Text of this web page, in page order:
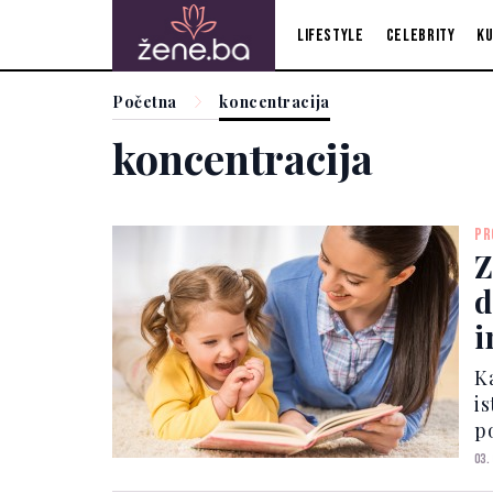
Lifestyle Celebrity
Početna koncentracija
koncentracija
03.